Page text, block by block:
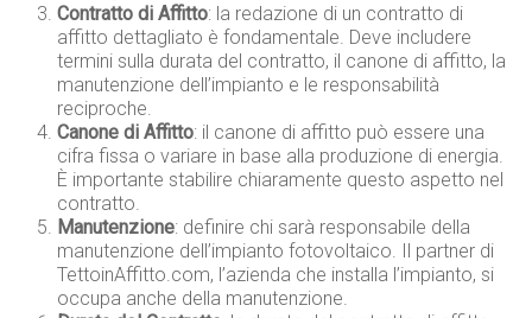
Contratto di Affitto: la redazione di un contratto di
affitto dettagliato è fondamentale. Deve includere
termini sulla durata del contratto, il canone di affitto, la
manutenzione dell’impianto e le responsabilità
reciproche.
Canone di Affitto: il canone di affitto può essere una
cifra fissa o variare in base alla produzione di energia.
È importante stabilire chiaramente questo aspetto nel
contratto.
Manutenzione: definire chi sarà responsabile della
manutenzione dell’impianto fotovoltaico. Il partner di
TettoinAffitto.com, l’azienda che installa l’impianto, si
occupa anche della manutenzione.